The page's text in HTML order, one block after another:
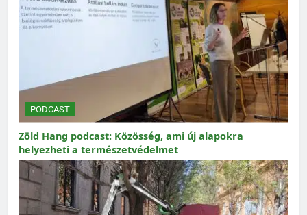
PODCAST
Zöld Hang podcast: Közösség, ami új alapokra
helyezheti a természetvédelmet